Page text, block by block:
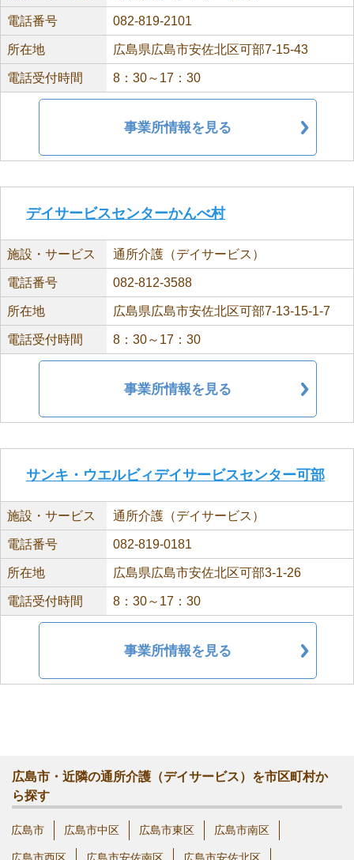
電話番号 082-819-2101
所在地 広島県広島市安佐北区可部7-15-43
電話受付時間 8：30～17：30
事業所情報を見る
デイサービスセンターかんべ村
施設・サービス 通所介護（デイサービス）
電話番号 082-812-3588
所在地 広島県広島市安佐北区可部7-13-15-1-7
電話受付時間 8：30～17：30
事業所情報を見る
サンキ・ウエルビィデイサービスセンター可部
施設・サービス 通所介護（デイサービス）
電話番号 082-819-0181
所在地 広島県広島市安佐北区可部3-1-26
電話受付時間 8：30～17：30
事業所情報を見る
広島市・近隣の通所介護（デイサービス）を市区町村か
ら探す
広島市 広島市中区 広島市東区 広島市南区